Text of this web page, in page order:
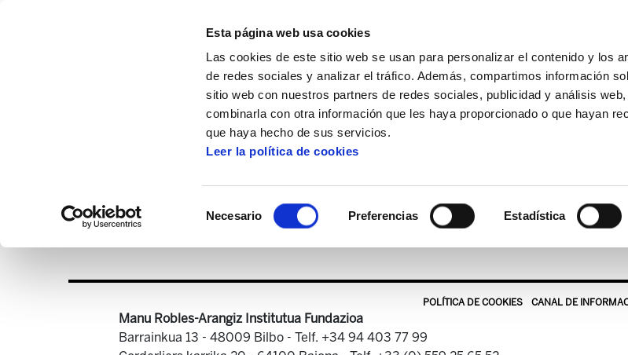
Esta página web usa cookies
Las cookies de este sitio web se usan para personalizar el contenido y los
de redes sociales y analizar el tráfico. Además, compartimos información
sitio web con nuestros partners de redes sociales, publicidad y análisis
combinarla con otra información que les haya proporcionado o que hayan
que haya hecho de sus servicios.
Leer la política de cookies
Necesario Preferencias Estadística
probak egiteko grafico en docs
POLÍTICA DE COOKIES CANAL DE
Manu Robles-Arangiz Institutua Fundazioa
Barrainkua 13 - 48009 Bilbo - Telf. +34 94 403 77 99